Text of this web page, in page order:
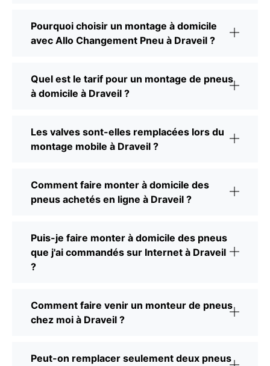
Pourquoi choisir un montage à domicile
avec Allo Changement Pneu à Draveil ?
Quel est le tarif pour un montage de pneus
à domicile à Draveil ?
Les valves sont-elles remplacées lors du
montage mobile à Draveil ?
Comment faire monter à domicile des
pneus achetés en ligne à Draveil ?
Puis-je faire monter à domicile des pneus
que j'ai commandés sur Internet à Draveil
?
Comment faire venir un monteur de pneus
chez moi à Draveil ?
Peut-on remplacer seulement deux pneus